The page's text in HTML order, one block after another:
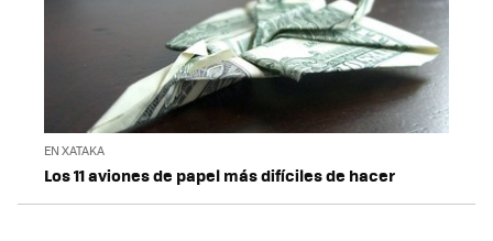
EN XATAKA
Los 11 aviones de papel más difíciles de hacer